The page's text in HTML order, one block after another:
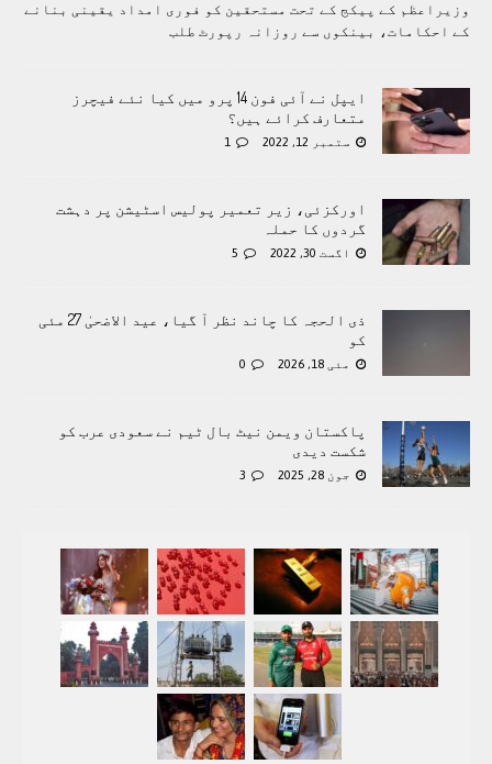
وزیراعظم کے پیکج کے تحت مستحقین کو فوری امداد یقینی بنانے
کے احکامات، بینکوں سے روزانہ رپورٹ طلب
ایپل نے آئی فون 14 پرو میں کیا نئے فیچرز
متعارف کرائے ہیں؟
ستمبر 12, 2022 1
اورکزئی، زیر تعمیر پولیس اسٹیشن پر دہشت
گردوں کا حملہ
اگست 30, 2022 5
ذی الحجہ کا چاند نظر آ گیا، عید الاضحیٰ 27 مئی
کو
مئی 18, 2026 0
پاکستان ویمن نیٹ بال ٹیم نے سعودی عرب کو
شکست دیدی
جون 28, 2025 3